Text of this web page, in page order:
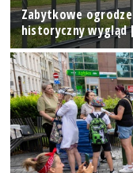
Zabytkowe
historyczny wygląd